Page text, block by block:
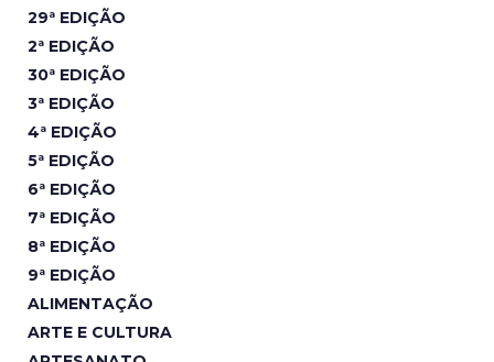
29ª EDIÇÃO
2ª EDIÇÃO
30ª EDIÇÃO
3ª EDIÇÃO
4ª EDIÇÃO
5ª EDIÇÃO
6ª EDIÇÃO
7ª EDIÇÃO
8ª EDIÇÃO
9ª EDIÇÃO
ALIMENTAÇÃO
ARTE E CULTURA